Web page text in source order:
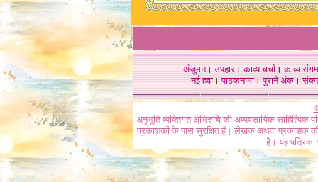
अंजुमन।उपहार।काव्य चर्चा।काव्य संगम
नई हवा। पाठकनामा। पुराने अंक।
अनुभूति व्यक्तिगत अभिरुचि की अव्यवसायिक
प्रकाशकों के पास सुरक्षित हैं। लेखक अथवा प्रकाशक की
है। यह पत्रिका